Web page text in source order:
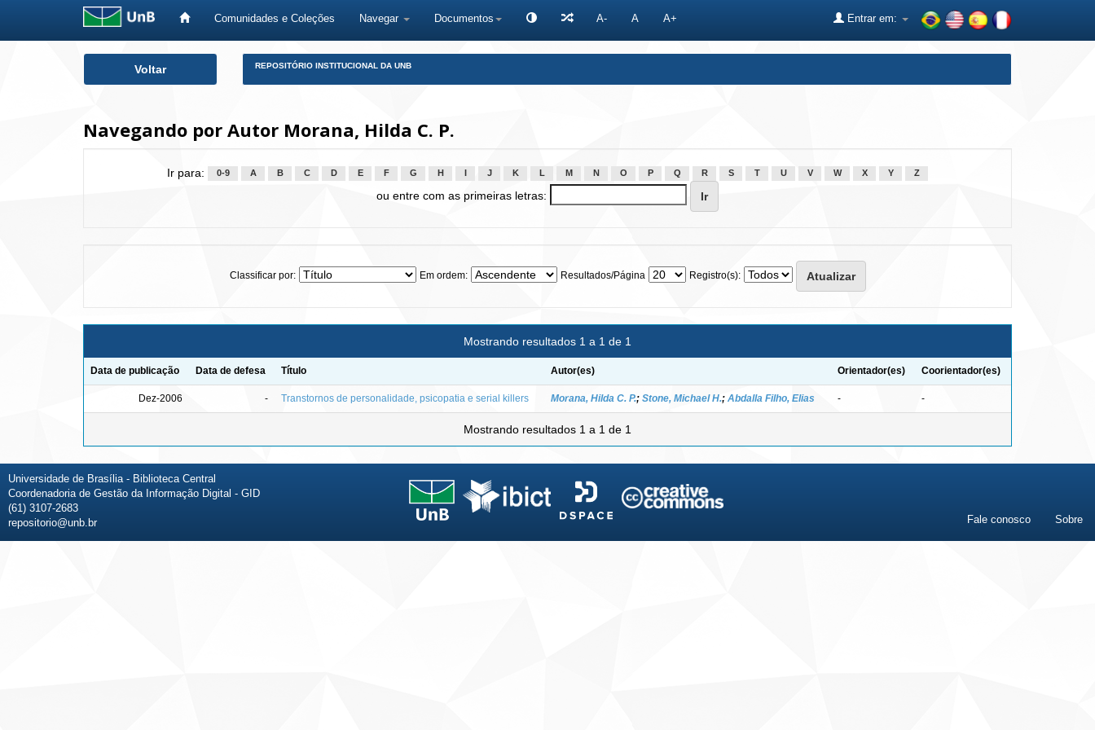
Comunidades e Coleções Navegar Documentos A- A A+ Entrar em:
Voltar REPOSITÓRIO INSTITUCIONAL DA UNB
Navegando por Autor Morana, Hilda C. P.
Ir para: 0-9 A B C D E F G H J K L M N O P Q R S T U V W X Y Z
ou entre com as primeiras letras:
Classificar por: Em ordem: Resultados/Página Registro(s):
Mostrando resultados 1 a 1 de 1
Data de publicação Data de defesa Título Autor(es) Orientador(es) Coorientador(es)
Dez-2006 - Transtornos de personalidade, psicopatia e serial killers Morana, Hilda C. P.; Stone, Michael H.; Abdalla Filho, Elias - -
Mostrando resultados 1 a 1 de 1
Universidade de Brasília - Biblioteca Central
Coordenadoria de Gestão da Informação Digital - GID
(61) 3107-2683
repositorio@unb.br
Fale conosco Sobre